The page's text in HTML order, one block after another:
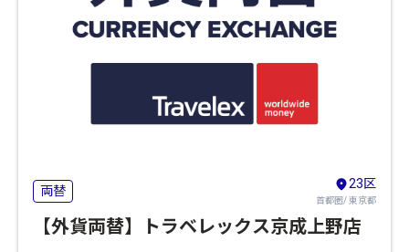
両替 23区
首都圏/ 東京都
【外貨両替】トラベレックス京成上野店